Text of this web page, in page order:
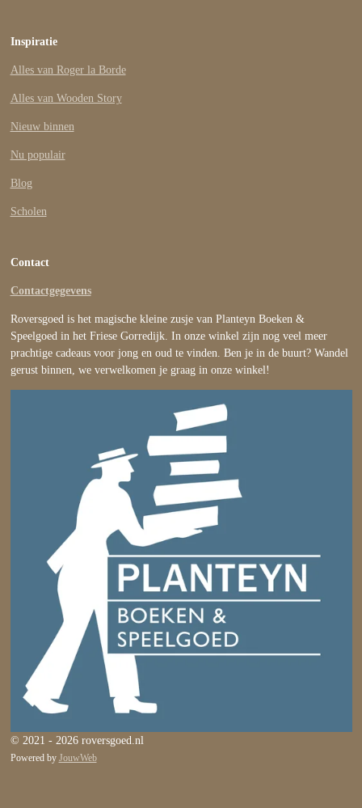
Inspiratie
Alles van Roger la Borde
Alles van Wooden Story
Nieuw binnen
Nu populair
Blog
Scholen
Contact
Contactgegevens
Roversgoed is het magische kleine zusje van Planteyn Boeken &
Speelgoed in het Friese Gorredijk. In onze winkel zijn nog veel meer
prachtige cadeaus voor jong en oud te vinden. Ben je in de buurt? Wandel
gerust binnen, we verwelkomen je graag in onze winkel!
© 2021 - 2026 roversgoed.nl
Powered by JouwWeb